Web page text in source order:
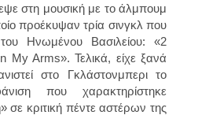
στη μουσική με το άλμπουμ
προέκυψαν τρία σινγκλ που
Ηνωμένου Βασιλείου: «2
My Arms». Τελικά, είχε ξανά
στο Γκλάστονμπερι το
που χαρακτηρίστηκε
σε κριτική πέντε αστέρων της